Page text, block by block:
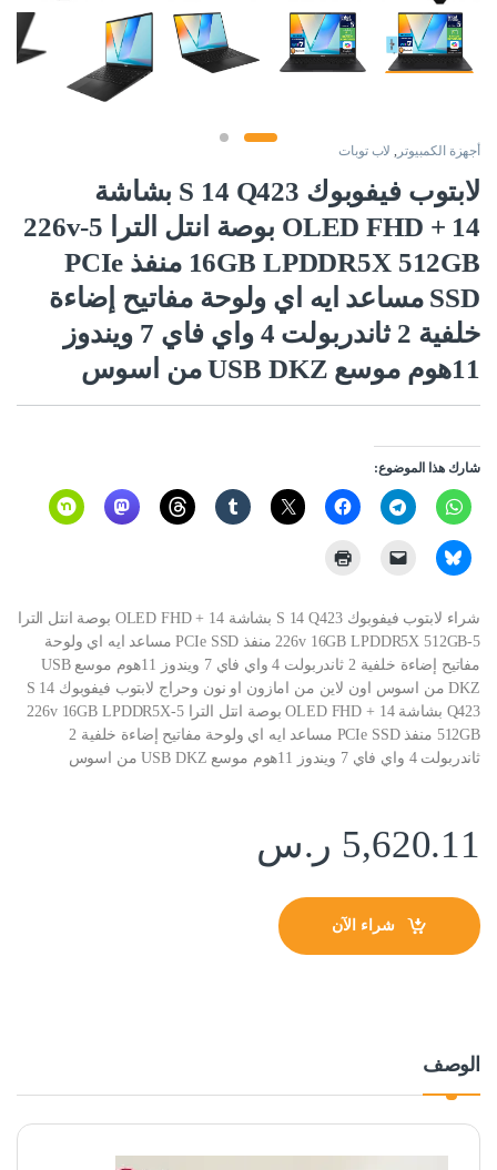
أجهزة الكمبيوتر , لاب توبات
لابتوب فيفوبوك S 14 Q423 بشاشة
OLED FHD + 14 بوصة انتل الترا 5-226v
16GB LPDDR5X 512GB منفذ PCIe
SSD مساعد ايه اي ولوحة مفاتيح إضاءة
خلفية 2 ثاندربولت 4 واي فاي 7 ويندوز
11هوم موسع USB DKZ من اسوس
شارك هذا الموضوع:
شراء لابتوب فيفوبوك S 14 Q423 بشاشة OLED FHD + 14 بوصة انتل الترا
5-226v 16GB LPDDR5X 512GB منفذ PCIe SSD مساعد ايه اي ولوحة
مفاتيح إضاءة خلفية 2 ثاندربولت 4 واي فاي 7 ويندوز 11هوم موسع USB
DKZ من اسوس اون لاين من امازون او نون وحراج لابتوب فيفوبوك S 14
Q423 بشاشة OLED FHD + 14 بوصة انتل الترا 5-226v 16GB LPDDR5X
512GB منفذ PCIe SSD مساعد ايه اي ولوحة مفاتيح إضاءة خلفية 2
ثاندربولت 4 واي فاي 7 ويندوز 11هوم موسع USB DKZ من اسوس
5,620.11 ر.س
شراء الآن
الوصف